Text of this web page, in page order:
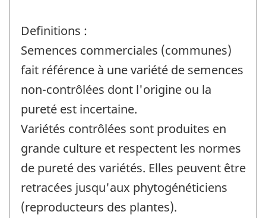
Definitions :
Semences commerciales (communes)
fait référence à une variété de semences
non-contrôlées dont l'origine ou la
pureté est incertaine.
Variétés contrôlées sont produites en
grande culture et respectent les normes
de pureté des variétés. Elles peuvent être
retracées jusqu'aux phytogénéticiens
(reproducteurs des plantes).